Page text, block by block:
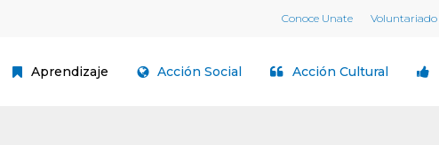
Conoce Unate Voluntariado
Aprendizaje Acción Social Acción Cultural